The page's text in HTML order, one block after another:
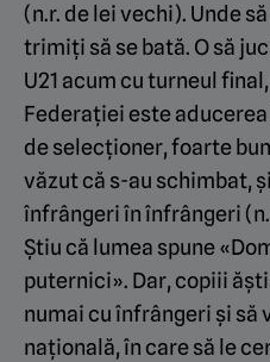
(n.r. de lei vechi). Unde
trimiți să se bată. O să
U21 acum cu turneul
Federației este
de selecționer, foarte
văzut că s-au schimbat,
înfrângeri în înfrângeri
Știu că lumea spune
puternici». Dar, copiii
numai cu înfrângeri și să
națională, în care să le